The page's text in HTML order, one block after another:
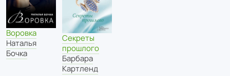
Воровка
Наталья
Бочка
Секреты
прошлого
Барбара
Картленд